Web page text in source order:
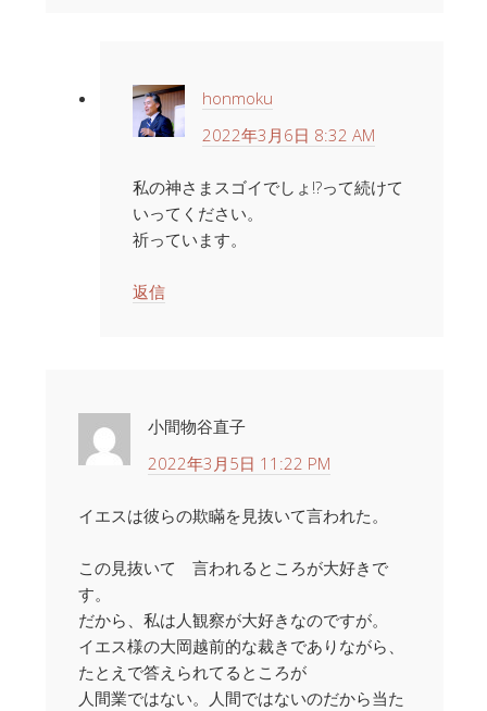
honmoku
2022年3月6日 8:32 AM
私の神さまスゴイでしょ!?って続けて
いってください。
祈っています。
返信
小間物谷直子
2022年3月5日 11:22 PM
イエスは彼らの欺瞞を見抜いて言われた。
この見抜いて 言われるところが大好きで
す。
だから、私は人観察が大好きなのですが。
イエス様の大岡越前的な裁きでありながら、
たとえで答えられてるところが
人間業ではない。人間ではないのだから当た